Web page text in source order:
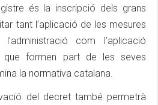
és la inscripció dels grans
tant l’aplicació de les mesures
com l’aplicació
que formen part de les seves
la normativa catalana.
del decret també permetrà